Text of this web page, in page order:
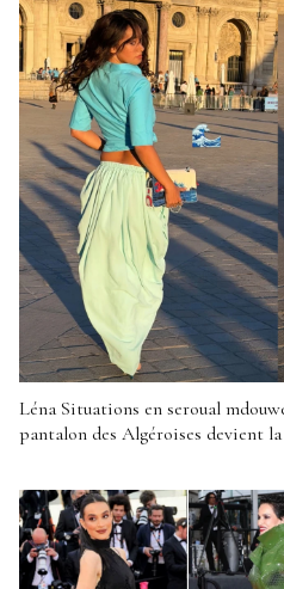
Léna Situations en seroual
pantalon des Algéroises devient